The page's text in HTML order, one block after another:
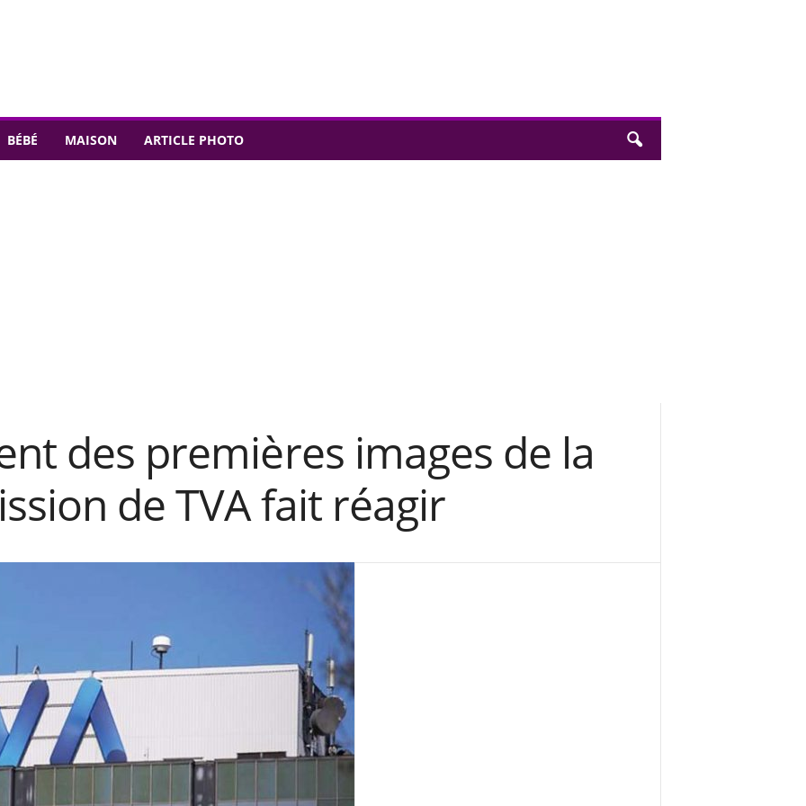
BÉBÉ MAISON ARTICLE PHOTO
des premières images de la
de TVA fait réagir